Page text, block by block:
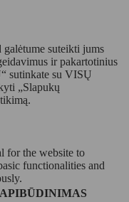
galėtume suteikti jums
ir pakartotinius
sutinkate su VISŲ
„Slapukų
for the website to
functionalities and
APIBŪDINIMAS